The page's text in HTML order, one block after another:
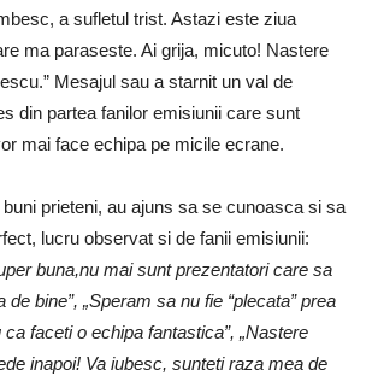
a sufletul trist. Astazi este ziua
ma paraseste. Ai grija, micuto! Nastere
Mesajul sau a starnit un val de
din partea fanilor emisiunii care sunt
mai face echipa pe micile ecrane.
prieteni, au ajuns sa se cunoasca si sa
lucru observat si de fanii emisiunii:
buna,nu mai sunt prezentatori care sa
bine”, „Speram sa nu fie “plecata” prea
faceti o echipa fantastica”, „Nastere
inapoi! Va iubesc, sunteti raza mea de